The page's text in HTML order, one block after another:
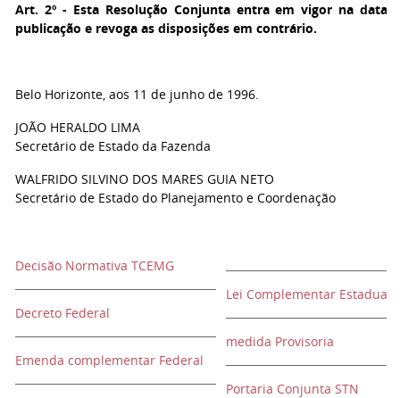
Art. 2º -Esta Resolução Conjunta entra em vigor na data
publicação e revoga as disposições em contrário.
Belo Horizonte, aos 11 de junho de 1996.
JOÃO HERALDO LIMA
Secretário de Estado da Fazenda
WALFRIDO SILVINO DOS MARES GUIA NETO
Secretário de Estado do Planejamento e Coordenação
Decisão Normativa TCEMG
Decreto Federal
Emenda complementar Federal
Lei Complementar Estadual
medida Provisoria
Portaria Conjunta STN